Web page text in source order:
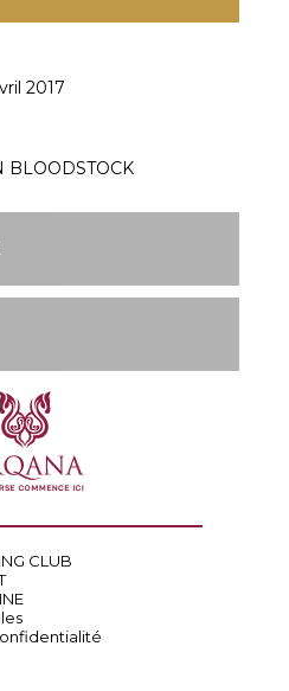
2017
BLOODSTOCK
CLUB